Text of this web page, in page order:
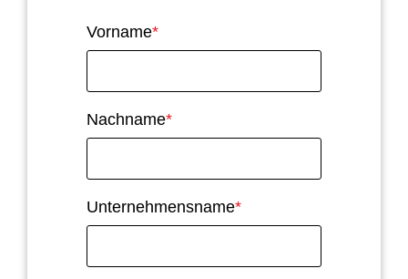
Vorname*
Nachname*
Unternehmensname*